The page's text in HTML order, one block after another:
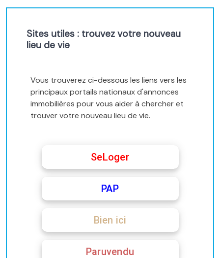
Sites utiles : trouvez votre nouveau
lieu de vie
Vous trouverez ci-dessous les liens vers les
principaux portails nationaux d'annonces
immobilières pour vous aider à chercher et
trouver votre nouveau lieu de vie.
SeLoger
PAP
Bien ici
Paruvendu